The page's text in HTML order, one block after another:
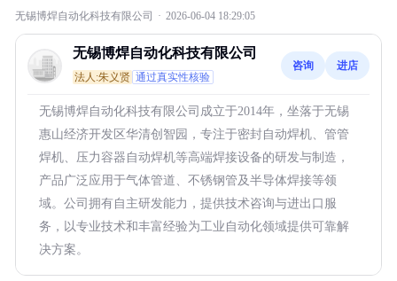
无锡博焊自动化科技有限公司 · 2026-06-04 18:29:05
无锡博焊自动化科技有限公司
法人:朱义贤 通过真实性核验
咨询 进店
无锡博焊自动化科技有限公司成立于2014年，坐落于无锡
惠山经济开发区华清创智园，专注于密封自动焊机、管管
焊机、压力容器自动焊机等高端焊接设备的研发与制造，
产品广泛应用于气体管道、不锈钢管及半导体焊接等领
域。公司拥有自主研发能力，提供技术咨询与进出口服
务，以专业技术和丰富经验为工业自动化领域提供可靠解
决方案。